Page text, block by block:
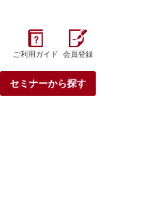
ご利用ガイド 会員登録
セミナーから探す